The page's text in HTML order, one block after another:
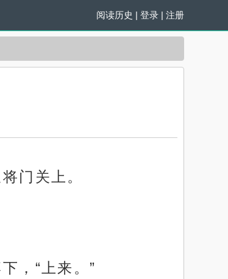
阅读历史 | 登录 | 注册
门关上。
，“上来。”